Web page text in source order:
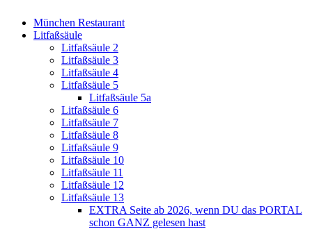
München Restaurant
Litfaßsäule
Litfaßsäule 2
Litfaßsäule 3
Litfaßsäule 4
Litfaßsäule 5
Litfaßsäule 5a
Litfaßsäule 6
Litfaßsäule 7
Litfaßsäule 8
Litfaßsäule 9
Litfaßsäule 10
Litfaßsäule 11
Litfaßsäule 12
Litfaßsäule 13
EXTRA Seite ab 2026, wenn DU das PORTAL
schon GANZ gelesen hast